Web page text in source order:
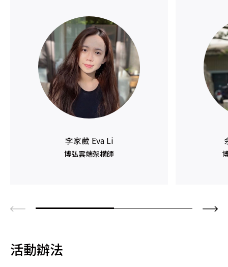
李家葳 Eva Li
博弘雲端架構師
活動辦法